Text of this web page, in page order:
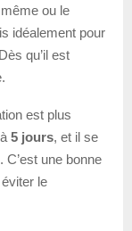
ou le
idéalement pour
qu’il est
est plus
5 jours, et il se
une bonne
le